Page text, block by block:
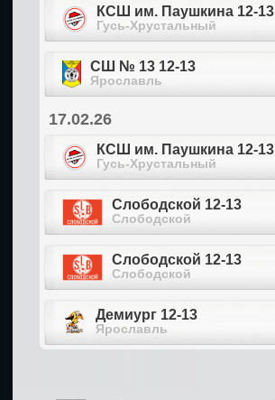
КСШ им. Паушкина 12-13
Гусь-Хрустальный
СШ № 13 12-13
Ярославль
17.02.26
КСШ им. Паушкина 12-13
Гусь-Хрустальный
Слободской 12-13
Слободской
Слободской 12-13
Слободской
Демиург 12-13
Ярославль